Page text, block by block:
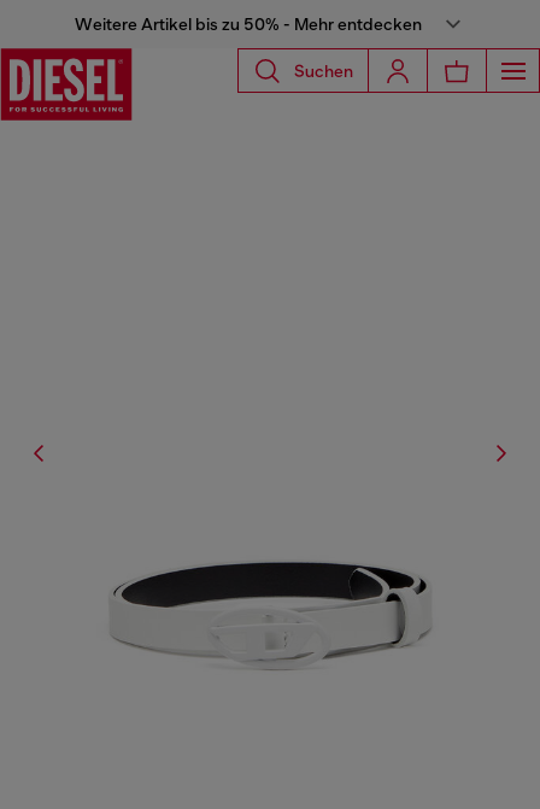
Weitere Artikel bis zu 50% - Mehr entdecken
Suchen